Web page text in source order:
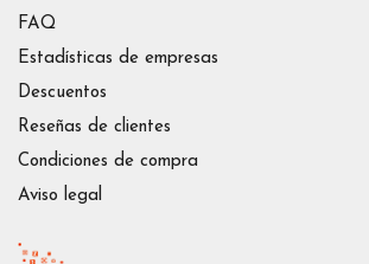
FAQ
Estadísticas de empresas
Descuentos
Reseñas de clientes
Condiciones de compra
Aviso legal